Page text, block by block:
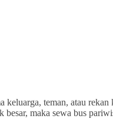
keluarga, teman, atau
maka sewa bus